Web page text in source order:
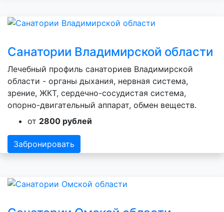
Санатории Владимирской области
Лечебный профиль санаториев Владимирской
области - органы дыхания, нервная система,
зрение, ЖКТ, сердечно-сосудистая система,
опорно-двигательный аппарат, обмен веществ.
от 2800 рублей
Забронировать